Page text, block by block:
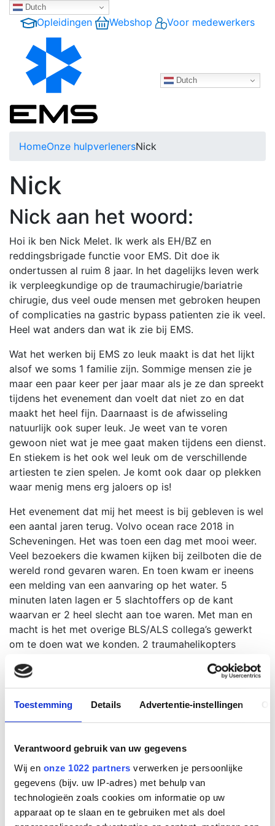
Toestemming Details Advertentie-instellingen
Verantwoord gebruik van uw gegevens
Wij en onze 1022 partners verwerken je persoonlijke
gegevens (bijv. uw IP-adres) met behulp van
technologieën zoals cookies om informatie op uw
apparaat op te slaan en te gebruiken met als doel
Dutch
Opleidingen Webshop Voor medewerkers
Dutch
HomeOnze hulpverlenersNick
Nick
Nick aan het woord:
Hoi ik ben Nick Melet. Ik werk als EH/BZ en
reddingsbrigade functie voor EMS. Dit doe ik
ondertussen al ruim 8 jaar. In het dagelijks leven werk
ik verpleegkundige op de traumachirugie/bariatrie
chirugie, dus veel oude mensen met gebroken heupen
of complicaties na gastric bypass patienten zie ik veel.
Heel wat anders dan wat ik zie bij EMS.
Wat het werken bij EMS zo leuk maakt is dat het lijkt
alsof we soms 1 familie zijn. Sommige mensen zie je
maar een paar keer per jaar maar als je ze dan spreekt
tijdens het evenement dan voelt dat niet zo en dat
maakt het heel fijn. Daarnaast is de afwisseling
natuurlijk ook super leuk. Je weet van te voren
gewoon niet wat je mee gaat maken tijdens een dienst.
En stiekem is het ook wel leuk om de verschillende
artiesten te zien spelen. Je komt ook daar op plekken
waar menig mens erg jaloers op is!
Het evenement dat mij het meest is bij gebleven is wel
een aantal jaren terug. Volvo ocean race 2018 in
Scheveningen. Het was toen een dag met mooi weer.
Veel bezoekers die kwamen kijken bij zeilboten die de
wereld rond gevaren waren. En toen kwam er ineens
een melding van een aanvaring op het water. 5
minuten laten lagen er 5 slachtoffers op de kant
waarvan er 2 heel slecht aan toe waren. Met man en
macht is het met overige BLS/ALS collega’s gewerkt
om te doen wat we konden. 2 traumahelikopters
dat met politie begeleiding aankwam. Dit is iets wat ik
nooit meer zal vergeten.
Een van de leukste evenementen is denk ik eigenlijk
hecht groepje collega’s waarmee we proberen de
Ziggo Dome shows proberen rond te krijgen. Dit
maakt het eigenlijk altijd erg gezellig samen en is er
altijd wel veel lol samen!
Bedankt iedereen voor het laten voelen alsof EMS 1